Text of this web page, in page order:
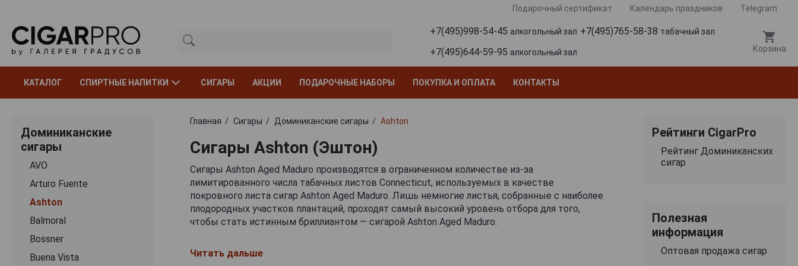
Подарочный сертификат Календарь праздников Telegram
+7(495)998-54-45 алкогольный зал +7(495)765-58-38 табачный зал
+7(495)644-59-95 алкогольный зал Корзина
КАТАЛОГ СПИРТНЫЕ НАПИТКИ СИГАРЫ АКЦИИ ПОДАРОЧНЫЕ НАБОРЫ ПОКУПКА И ОПЛАТА КОНТАКТЫ
Доминиканские
сигары
AVO
Arturo Fuente
Ashton
Balmoral
Bossner
Buena Vista
Главная Сигары Доминиканские сигары Ashton
Сигары Ashton (Эштон)
Сигары Ashton Aged Maduro производятся в ограниченном количестве из-за
лимитированного числа табачных листов Connecticut, используемых в качестве
покровного листа сигар Ashton Aged Maduro. Лишь немногие листья, собранные с наиболее
плодородных участков плантаций, проходят самый высокий уровень отбора для того,
чтобы стать истинным бриллиантом — сигарой Ashton Aged Maduro.
ноток связано с особой технологией ферментации покровных листов. Благодаря этой
Читать дальше
Рейтинги CigarPro
Рейтинг Доминиканских
сигар
Полезная
информация
Оптовая продажа сигар